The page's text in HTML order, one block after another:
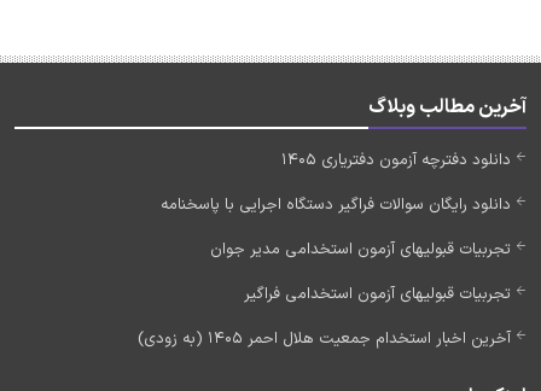
آخرین مطالب وبلاگ
دانلود دفترچه آزمون دفتریاری 1405
دانلود رایگان سوالات فراگیر دستگاه اجرایی با پاسخنامه
تجربیات قبولیهای آزمون استخدامی مدیر جوان
تجربیات قبولیهای آزمون استخدامی فراگیر
آخرین اخبار استخدام جمعیت هلال احمر 1405 (به زودی)